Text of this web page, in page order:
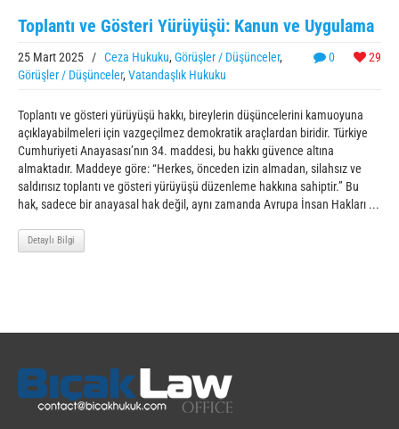
Toplantı ve Gösteri Yürüyüşü: Kanun ve Uygulama
0 29
25 Mart 2025 / Ceza Hukuku, Görüşler / Düşünceler,
Görüşler / Düşünceler, Vatandaşlık Hukuku
Toplantı ve gösteri yürüyüşü hakkı, bireylerin düşüncelerini kamuoyuna
açıklayabilmeleri için vazgeçilmez demokratik araçlardan biridir. Türkiye
Cumhuriyeti Anayasası’nın 34. maddesi, bu hakkı güvence altına
almaktadır. Maddeye göre: “Herkes, önceden izin almadan, silahsız ve
saldırısız toplantı ve gösteri yürüyüşü düzenleme hakkına sahiptir.” Bu
hak, sadece bir anayasal hak değil, aynı zamanda Avrupa İnsan Hakları ...
Detaylı Bilgi